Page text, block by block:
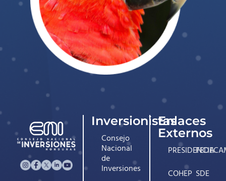
Inversionistas
Consejo
Nacional
de
Inversiones
Enlaces
Externos
PRESIDENCIA
COHEP SDE